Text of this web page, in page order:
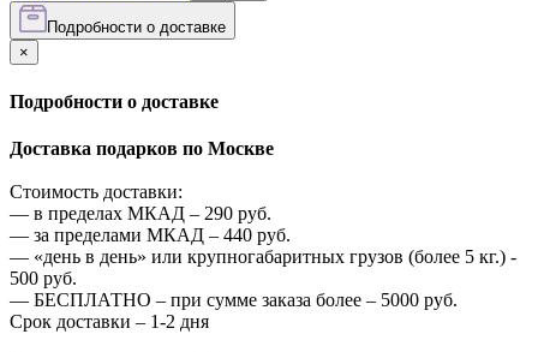
Подробности о доставке
×
Подробности о доставке
Доставка подарков по Москве
Стоимость доставки:
— в пределах МКАД – 290 руб.
— за пределами МКАД – 440 руб.
— «день в день» или крупногабаритных грузов (более 5 кг.) -
500 руб.
— БЕСПЛАТНО – при сумме заказа более – 5000 руб.
Срок доставки – 1-2 дня